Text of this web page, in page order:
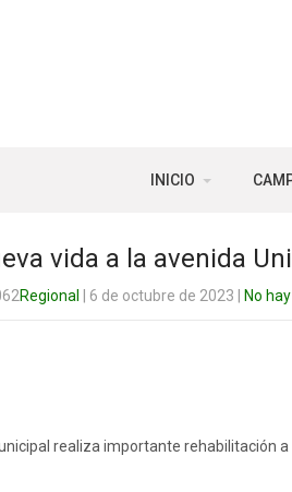
INICIO
vida a la avenida
Regional | 6 de octubre de 2023 No
realiza importante rehabilitación